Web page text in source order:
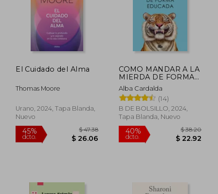
El Cuidado del Alma
Thomas Moore
Urano, 2024, Tapa Blanda,
Nuevo
COMO MANDAR A LA
MIERDA DE FORMA
EDUCADA
Alba Cardalda
(14)
B DE BOLSILLO, 2024,
Tapa Blanda, Nuevo